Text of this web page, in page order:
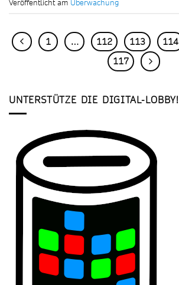
Veröffentlicht am Überwachung
1 … 112 113 114
117
UNTERSTÜTZE DIE DIGITAL-LOBBY!